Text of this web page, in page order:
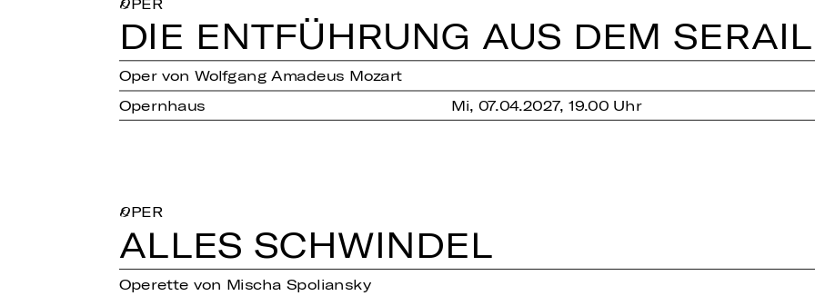
OPER
DIE ENT­FÜH­RUNG AUS DEM SERAIL
Oper von Wolfgang Amadeus Mozart
Opernhaus
Mi, 07.04.2027, 19.00 Uhr
OPER
ALLES SCHWIN­DEL
Operette von Mischa Spoliansky